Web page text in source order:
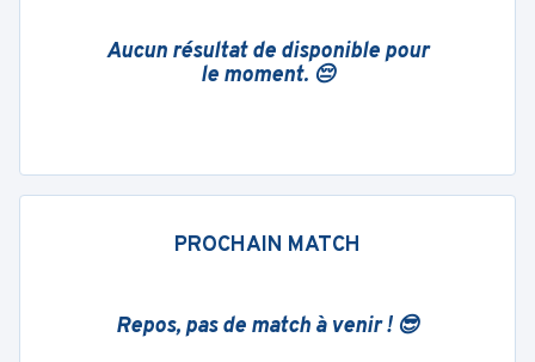
Aucun résultat de disponible pour
le moment. 😔
PROCHAIN MATCH
Repos, pas de match à venir ! 😎